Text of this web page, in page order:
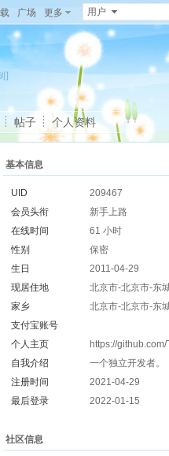
广场 更多 用户
]
帖子 个人资料
基本信息
UID
209467
会员头衔
新手上路
在线时间
61 小时
性别
保密
生日
2011-04-29
现居住地
北京市-北京市-东
家乡
北京市-北京市-东
支付宝账号
个人主页
https://
自我介绍
一个独立开发者。
注册时间
2021-04-29
最后登录
2022-01-15
社区信息